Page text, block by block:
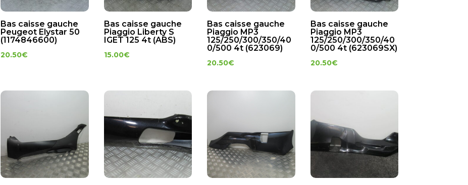
Bas caisse gauche
Peugeot Elystar 50
(1174846600)
20.50€
Bas caisse gauche
Piaggio Liberty S
IGET 125 4t (ABS)
15.00€
Bas caisse gauche
Piaggio MP3
125/250/300/350/40
0/500 4t (623069)
20.50€
Bas caisse gauche
Piaggio MP3
125/250/300/350/40
0/500 4t (623069SX)
20.50€